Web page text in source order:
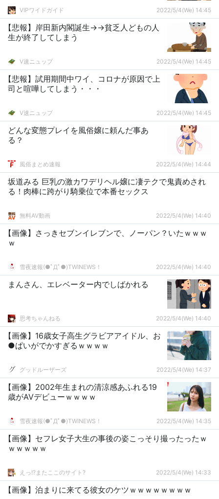
VIPワイドガイド 2022/5/4(We) 14:45
【悲報】岸田新内閣誕生→→貧乏人どもの人
生が終了してしまう
V速ニュップ 2022/5/4(We) 14:45
【悲報】試用期間中ワイ、コロナが原因で上
司と喧嘩してしまう・・・
V速ニュップ 2022/5/4(We) 14:45
どんな変態プレイを風俗嬢に頼んだ事あ
る？
風俗まとめ速報 2022/5/4(We) 14:44
坂道みる 巨乳の激カワデリヘル嬢に凄テクで鬼責めされ
る！肉棒に跨がり騎乗位で本番セックス
無料AV動画 2022/5/4(We) 14:40
【画像】さっきセブンイレブンで、ノーパン？いたｗｗｗ
ｗ
雪夜速報(●ﾟДﾟ●)TWINEWS！ 2022/5/4(We) 14:40
まんさん、エレベーター内でしばかれる
思考ちゃんねる 2022/5/4(We) 14:40
【画像】16歳女子高生グラビアアイドル、お
●ぱいがでかすぎるｗｗｗｗ
グッドルーザーズ 2022/5/4(We) 14:37
【画像】2002年生まれの清涼感あふれる19
歳がAVデビューｗｗｗｗ
雪夜速報(●ﾟДﾟ●)TWINEWS！ 2022/5/4(We) 14:35
【画像】セフレ女子大生の事後の姿こっそり撮ったったｗ
ｗｗｗｗｗ
えっ!?またここのサイト? 2022/5/4(We) 14:33
【画像】泊まりに来てる彼女のケツｗｗｗｗｗｗｗｗ